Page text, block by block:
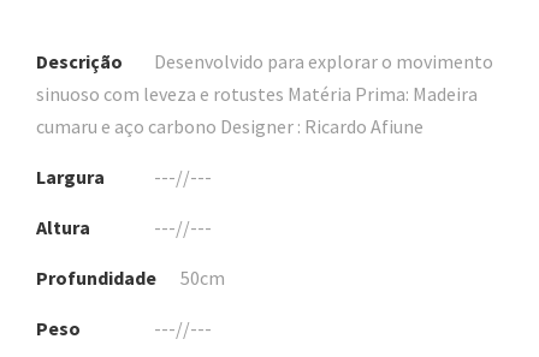
Descrição
Desenvolvido para explorar o movimento
sinuoso com leveza e rotustes Matéria Prima: Madeira
cumaru e aço carbono Designer : Ricardo Afiune
Largura ---//---
Altura ---//---
Profundidade 50cm
Peso ---//---